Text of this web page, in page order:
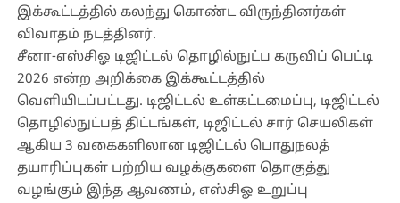
இக்கூட்டத்தில் கலந்து கொண்ட விருந்தினர்கள்
விவாதம் நடத்தினர்.
சீனா-எஸ்சிஓ டிஜிட்டல் தொழில்நுட்ப கருவிப் பெட்டி
2026 என்ற அறிக்கை இக்கூட்டத்தில்
வெளியிடப்பட்டது. டிஜிட்டல் உள்கட்டமைப்பு, டிஜிட்டல்
தொழில்நுட்பத் திட்டங்கள், டிஜிட்டல் சார் செயலிகள்
ஆகிய 3 வகைகளிலான டிஜிட்டல் பொதுநலத்
தயாரிப்புகள் பற்றிய வழக்குகளை தொகுத்து
வழங்கும் இந்த ஆவணம், எஸ்சிஓ உறுப்பு